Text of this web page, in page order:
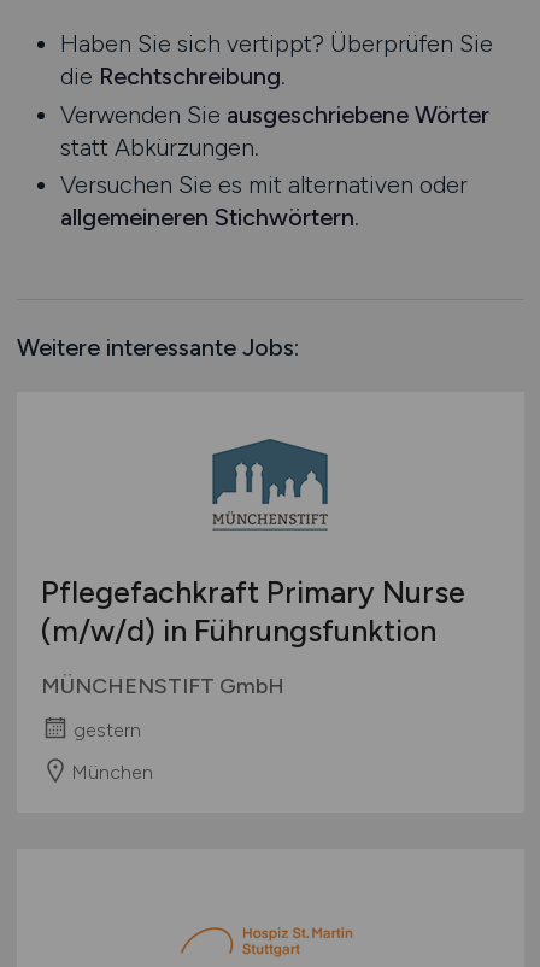
Nordrhein-Westfalen
Rheinland-Pfalz
Saarland
Sachsen
Sachsen-Anhalt
Schleswig-Holstein
Schweiz
Haben Sie sich vertippt? Überprüfen Sie
die Rechtschreibung.
Verwenden Sie ausgeschriebene Wörter
statt Abkürzungen.
Versuchen Sie es mit alternativen oder
allgemeineren Stichwörtern.
Weitere interessante Jobs:
Pflegefachkraft Primary Nurse
(m/w/d) in Führungsfunktion
MÜNCHENSTIFT GmbH
gestern
München